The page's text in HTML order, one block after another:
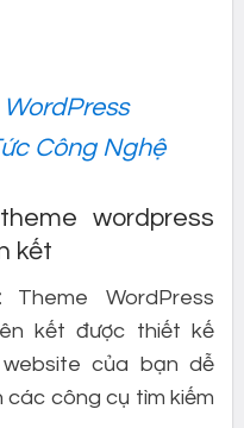
Công Nghệ
wordpress
kết
Theme WordPress
kết được thiết kế
của bạn dễ
công cụ tìm kiếm